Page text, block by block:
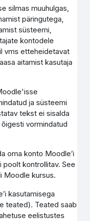
silmas muuhulgas,
päringutega,
süsteemi,
kontodele
vms etteheidetavat
aitamist kasutaja
ja süsteemi
tekst ei sisalda
vormindatud
oma konto Moodle’i
kontrollitav. See
Moodle kursus.
kasutamisega
teated). Teated saab
eelistustes